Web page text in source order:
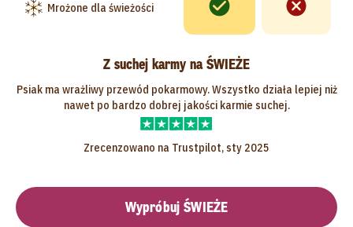
Mrożone dla świeżości
Z suchej karmy na ŚWIEŻE
Psiak ma wrażliwy przewód pokarmowy. Wszystko działa lepiej niż
nawet po bardzo dobrej jakości karmie suchej.
Zrecenzowano na Trustpilot, sty 2025
Wypróbuj ŚWIEŻE